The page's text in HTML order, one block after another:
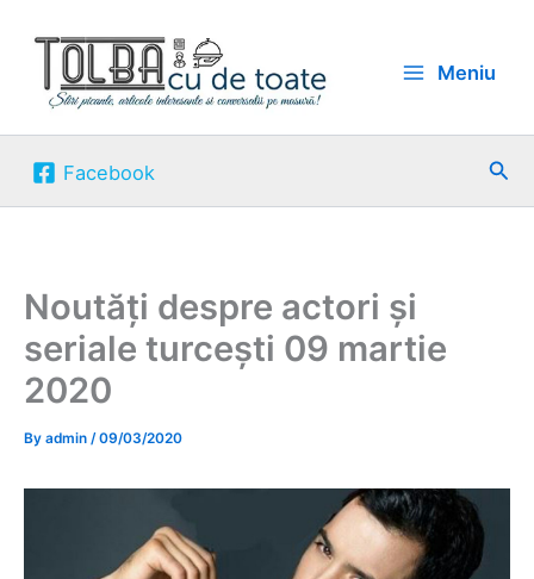
content
Meniu
Facebook
Noutăți despre actori și
seriale turcești 09 martie
2020
By admin /09/03/2020